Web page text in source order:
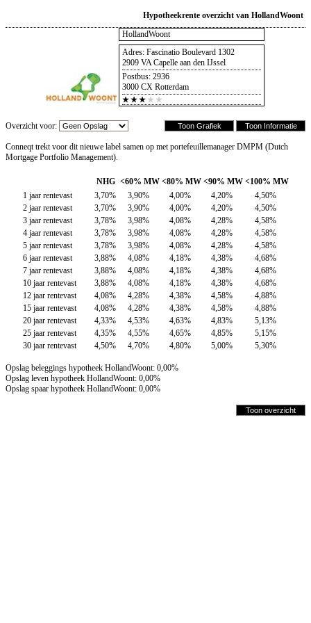
Hypotheekrente overzicht van HollandWoont
HollandWoont
Adres: Fascinatio Boulevard 1302
2909 VA Capelle aan den IJssel
Postbus: 2936
3000 CX Rotterdam
Overzicht voor:
Conneqt trekt voor dit nieuwe label samen op met portefeuillemanager DMPM (Dutch
Mortgage Portfolio Management).
NHG <60% MW <80% MW <90% MW <100% MW
1 jaar rentevast
3,70% 3,90% 4,00% 4,20%
4,50%
2 jaar rentevast
3,70% 3,90% 4,00% 4,20%
4,50%
3 jaar rentevast
3,78% 3,98% 4,08% 4,28%
4,58%
4 jaar rentevast
3,78% 3,98% 4,08% 4,28%
4,58%
5 jaar rentevast
3,78% 3,98% 4,08% 4,28%
4,58%
6 jaar rentevast
3,88% 4,08% 4,18% 4,38%
4,68%
7 jaar rentevast
3,88% 4,08% 4,18% 4,38%
4,68%
10 jaar rentevast
3,88% 4,08% 4,18% 4,38%
4,68%
12 jaar rentevast
4,08% 4,28% 4,38% 4,58%
4,88%
15 jaar rentevast
4,08% 4,28% 4,38% 4,58%
4,88%
20 jaar rentevast
4,33% 4,53% 4,63% 4,83%
5,13%
25 jaar rentevast
4,35% 4,55% 4,65% 4,85%
5,15%
30 jaar rentevast
4,50% 4,70% 4,80% 5,00% 5,30%
Opslag beleggings hypotheek HollandWoont: 0,00%
Opslag leven hypotheek HollandWoont: 0,00%
Opslag spaar hypotheek HollandWoont: 0,00%